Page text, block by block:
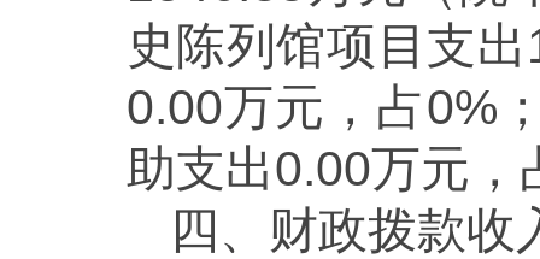
史陈列馆项目支
0.00万元，占0%
助支出0.00万元，
四、财政拨款收